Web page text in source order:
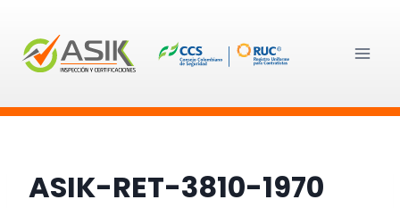
contenido
ASIK-RET-3810-1970